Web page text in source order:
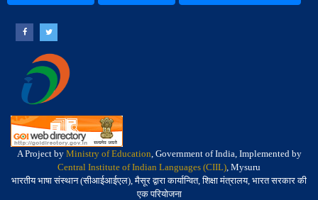
A Project by Ministry of Education, Government of India, Implemented by
Central Institute of Indian Languages (CIIL), Mysuru
भारतीय भाषा संस्थान (सीआईआईएल), मैसूर द्वारा कार्यान्वित, शिक्षा मंत्रालय, भारत सरकार की
एक परियोजना